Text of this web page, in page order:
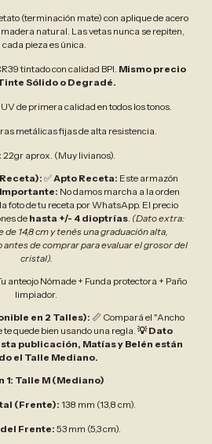
(terminación mate) con aplique de acero
natural. Las vetas nunca se repiten,
cada pieza es única.
tintado con calidad BPI. Mismo precio
Sólido o Degradé.
de primera calidad en todos los tonos.
metálicas fijas de alta resistencia.
22gr aprox. (Muy livianos).
✅Apto Receta: Este armazón
Importante: No damos marcha a la orden
foto de tu receta por WhatsApp. El precio
de hasta +/- 4 dioptrías. (Dato extra:
de 14,8 cm y tenés una graduación alta,
de comprar para evaluar el grosor del
cristal).
anteojo Nómade + Funda protectora + Paño
limpiador.
en 2 Talles): 📏 Compará el "Ancho
te quede bien usando una regla. 💡 Dato
publicación, Matías y Belén están
el Talle Mediano.
1: Talle M (Mediano)
(Frente):138 mm (13,8 cm).
Frente: 53 mm (5,3 cm).